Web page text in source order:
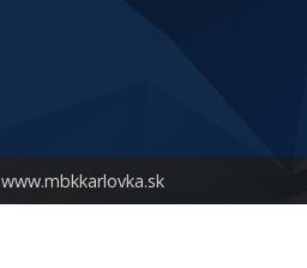
www.mbkkarlovka.sk